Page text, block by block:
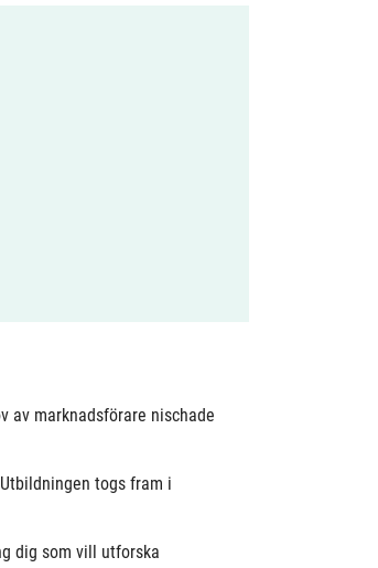
av marknadsförare nischade
togs fram i
dig som vill utforska